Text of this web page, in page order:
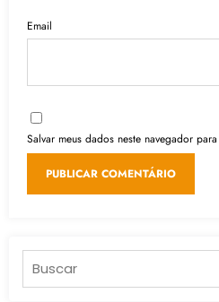
Email
Salvar meus dados neste navegador
Pesquisar